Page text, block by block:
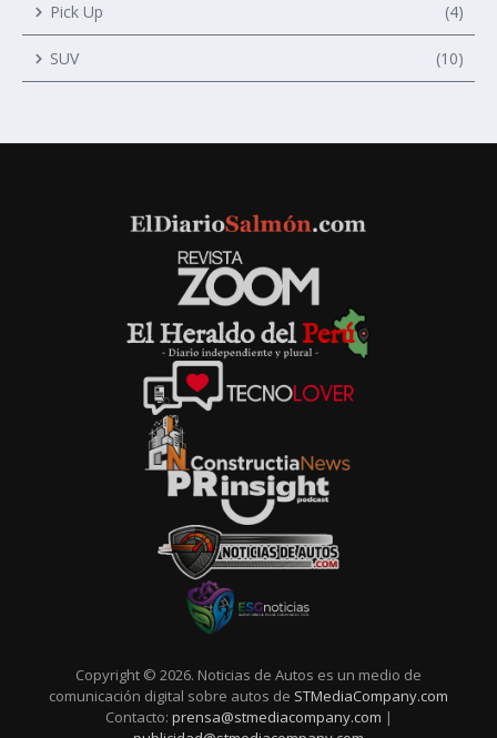
Pick Up (4)
SUV (10)
Copyright © 2026. Noticias de Autos es un medio de
comunicación digital sobre autos de STMediaCompany.com
Contacto: prensa@stmediacompany.com |